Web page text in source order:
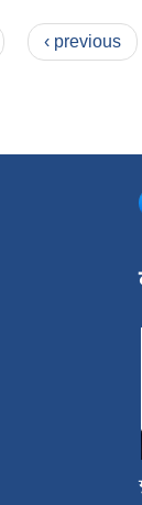
‹ previous